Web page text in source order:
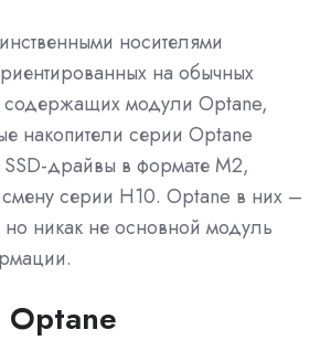
носителями
на обычных
содержащих модули Optane,
накопители серии Optane
драйвы в формате М2,
серии Н10. Optane в них –
но никак не основной модуль
Optane